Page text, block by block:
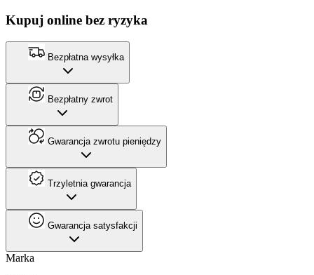
Kupuj online bez ryzyka
Bezpłatna wysyłka
Bezpłatny zwrot
Gwarancja zwrotu pieniędzy
Trzyletnia gwarancja
Gwarancja satysfakcji
Marka